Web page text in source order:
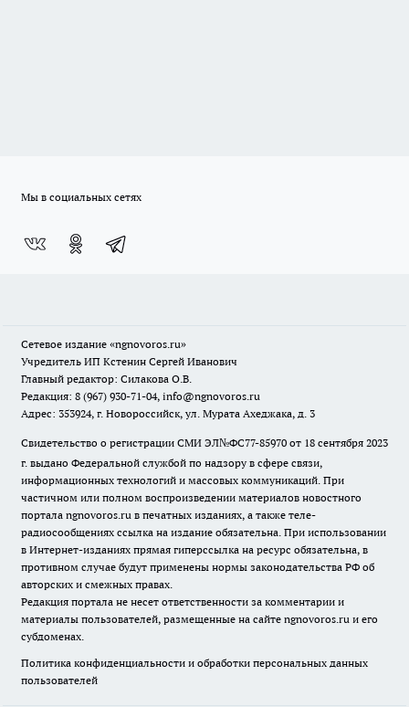
Мы в социальных сетях
Сетевое издание «ngnovoros.ru»
Учредитель ИП Кстенин Сергей Иванович
Главный редактор: Силакова О.В.
Редакция: 8 (967) 930-71-04, info@ngnovoros.ru
Адрес: 353924, г. Новороссийск, ул. Мурата Ахеджака, д. 3
Свидетельство о регистрации СМИ ЭЛ№ФС77-85970 от 18 сентября 2023
г. выдано Федеральной службой по надзору в сфере связи,
информационных технологий и массовых коммуникаций. При
частичном или полном воспроизведении материалов новостного
портала ngnovoros.ru в печатных изданиях, а также теле-
радиосообщениях ссылка на издание обязательна. При использовании
в Интернет-изданиях прямая гиперссылка на ресурс обязательна, в
противном случае будут применены нормы законодательства РФ об
авторских и смежных правах.
Редакция портала не несет ответственности за комментарии и
материалы пользователей, размещенные на сайте ngnovoros.ru и его
субдоменах.
Политика конфиденциальности и обработки персональных данных
пользователей